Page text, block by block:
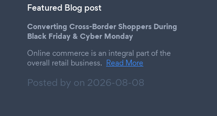
Featured Blog post
Converting Cross-Border Shoppers During
Black Friday & Cyber Monday
Online commerce is an integral part of the
overall retail business. Read More
Posted by on 2026-08-08